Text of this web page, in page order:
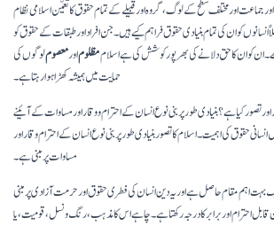
اور مختلف سطح کے لوگ، گروہ اور قبیلے کے تمام حقوق کا تعیّن اسلامی نظام
انسانوں کو ان کی تمام بنیادی حقوق فراہم کیے ہیں ۔ جن افراد اور طبقات کے حقوق کو
ان کو ان کا حق دلانے کی بھر پور کوشش کی ہے اسلاممظلوماورمعصوملوگوں کی
حمایت میں ہمیشہ کھڑا ہوا رہتا ہے ۔
اور تصور کیا ہے؟ بنیادی طور پر بنی نوع انسان کے احترام و وقار اور مساوات کے آئینے
حقوق کی اہمیت۔ اسلام کا تصور بنیادی طور پر بنی نوع انسان کے احترام وقار اور
مساوات پر مبنی ہے۔
بہت اہم مقام حاصل ہے اور یہ دین انسان کی فطری حقوق اور حرمت آزادی پر مبنی
احترام اور برابر کا درجہ رکھتا ہے۔ چاہے اس کا مذہب، رنگ و نسل، قومیت، یا